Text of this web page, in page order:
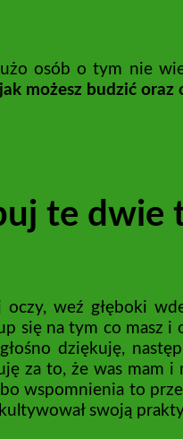
osób o tym nie
możesz budzić oraz
te dwie
oczy, weź głęboki
się na tym co masz i
dziękuję,
za to, że was mam
wspomnienia to
swoją